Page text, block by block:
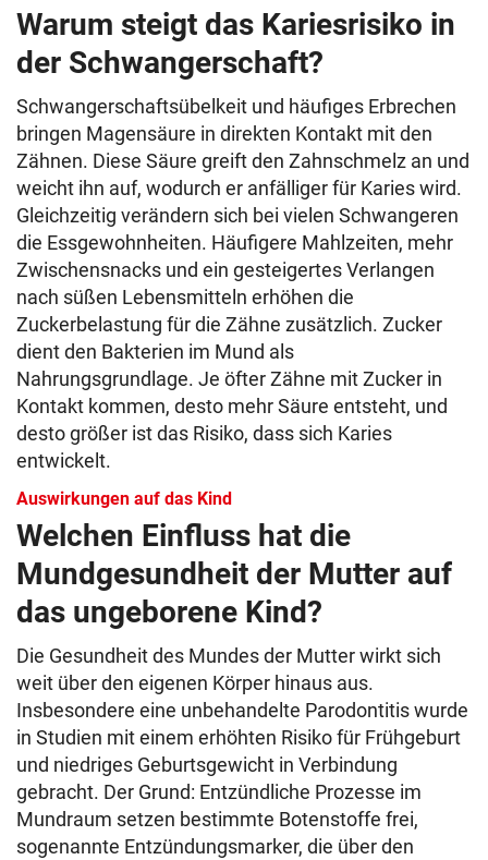
Warum steigt das Kariesrisiko in
der Schwangerschaft?
Schwangerschaftsübelkeit und häufiges Erbrechen
bringen Magensäure in direkten Kontakt mit den
Zähnen. Diese Säure greift den Zahnschmelz an und
weicht ihn auf, wodurch er anfälliger für Karies wird.
Gleichzeitig verändern sich bei vielen Schwangeren
die Essgewohnheiten. Häufigere Mahlzeiten, mehr
Zwischensnacks und ein gesteigertes Verlangen
nach süßen Lebensmitteln erhöhen die
Zuckerbelastung für die Zähne zusätzlich. Zucker
dient den Bakterien im Mund als
Nahrungsgrundlage. Je öfter Zähne mit Zucker in
Kontakt kommen, desto mehr Säure entsteht, und
desto größer ist das Risiko, dass sich Karies
entwickelt.
Auswirkungen auf das Kind
Welchen Einfluss hat die
Mundgesundheit der Mutter auf
das ungeborene Kind?
Die Gesundheit des Mundes der Mutter wirkt sich
weit über den eigenen Körper hinaus aus.
Insbesondere eine unbehandelte Parodontitis wurde
in Studien mit einem erhöhten Risiko für Frühgeburt
und niedriges Geburtsgewicht in Verbindung
gebracht. Der Grund: Entzündliche Prozesse im
Mundraum setzen bestimmte Botenstoffe frei,
sogenannte Entzündungsmarker, die über den